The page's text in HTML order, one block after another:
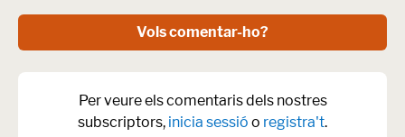
Vols comentar-ho?
Per veure els comentaris dels nostres
subscriptors, inicia sessió o registra't.